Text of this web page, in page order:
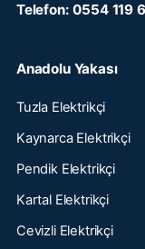
Telefon: 0554 119
Anadolu Yakası
Tuzla Elektrikçi
Kaynarca Elektrikçi
Pendik Elektrikçi
Kartal Elektrikçi
Cevizli Elektrikçi